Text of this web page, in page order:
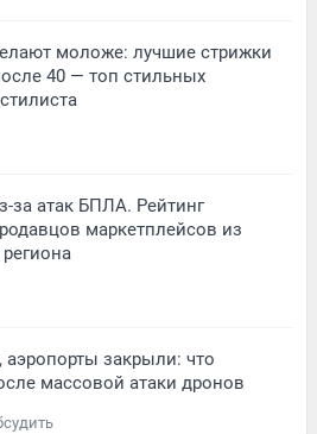
моложе: лучшие стрижки
40 — топ стильных
за атак БПЛА. Рейтинг
маркетплейсов из
аэропорты закрыли: что
массовой атаки дронов